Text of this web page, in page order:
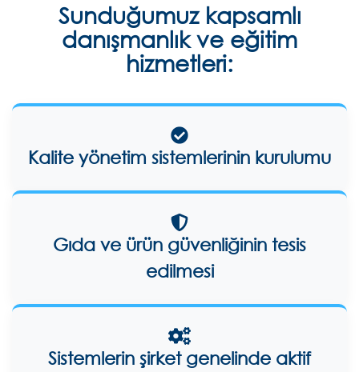
Sunduğumuz kapsamlı
danışmanlık ve eğitim
hizmetleri:
Kalite yönetim sistemlerinin kurulumu
Gıda ve ürün güvenliğinin tesis
edilmesi
Sistemlerin şirket genelinde aktif